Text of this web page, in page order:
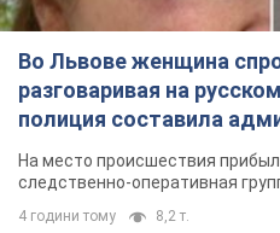
Во Львове женщина
разговаривая на
полиция составила
протокол. Видео
На место происшествия
следственно-оперативная
4 години тому 8,2 т.